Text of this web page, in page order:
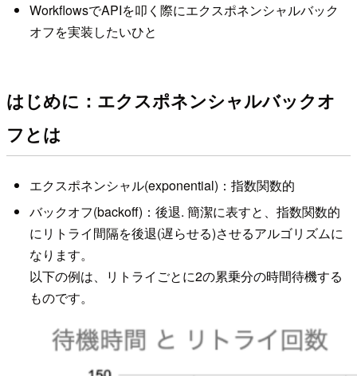
WorkflowsでAPIを叩く際にエクスポネンシャルバック
オフを実装したいひと
はじめに：エクスポネンシャルバックオ
フとは
エクスポネンシャル(exponential)：指数関数的
バックオフ(backoff)：後退. 簡潔に表すと、指数関数的
にリトライ間隔を後退(遅らせる)させるアルゴリズムに
なります。
以下の例は、リトライごとに2の累乗分の時間待機する
ものです。